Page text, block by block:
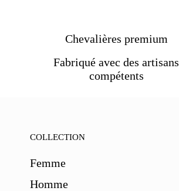
Chevalières premium
Fabriqué avec des artisans
compétents
COLLECTION
Femme
Homme